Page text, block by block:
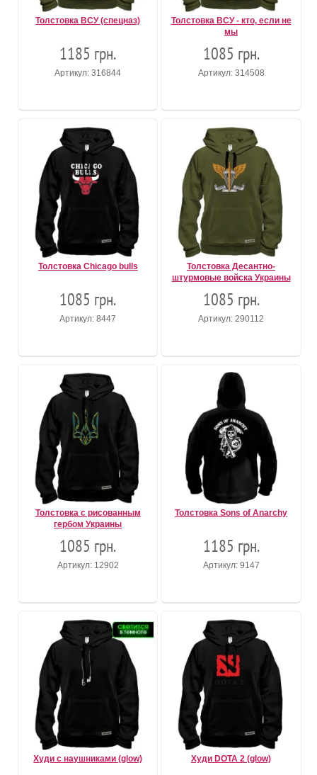
Толстовка ВСУ (спецназ)
1185 грн.
Артикул: 316844
Толстовка ВСУ - кто, если не
мы
1085 грн.
Артикул: 314508
Толстовка Chicago bulls
1085 грн.
Артикул: 8447
Толстовка Десантно-
штурмовые войска Украины
1085 грн.
Артикул: 290112
Толстовка с рисованным
гербом Украины
1085 грн.
Артикул: 12902
Толстовка Sons of Anarchy
1185 грн.
Артикул: 9147
Худи с наушниками (glow) Худи DOTA 2 (glow)